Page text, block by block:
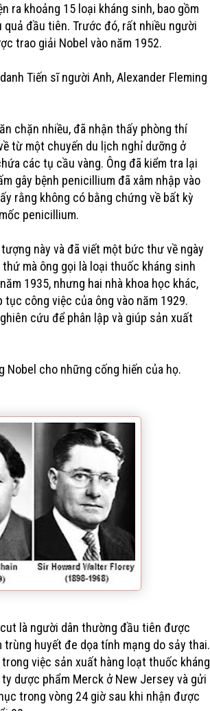
ra khoảng 15 loại kháng sinh, bao gồm
đầu tiên. Trước đó, rất nhiều người
trao giải Nobel vào năm 1952.
Tiến sĩ người Anh, Alexander Fleming
chặn nhiều, đã nhận thấy phòng thí
từ một chuyến du lịch nghỉ dưỡng ở
các tụ cầu vàng. Ông đã kiểm tra lại
gây bệnh penicillium đã xâm nhập vào
rằng không có bằng chứng về bất kỳ
penicillium.
này và đã viết một bức thư về ngày
mà ông gọi là loại thuốc kháng sinh
1935, nhưng hai nhà khoa học khác,
tục công việc của ông vào năm 1929.
cứu để phân lập và giúp sản xuất
Nobel cho những cống hiến của họ.
là người dân thường đầu tiên được
huyết đe dọa tính mạng do sảy thai.
việc sản xuất hàng loạt thuốc kháng
dược phẩm Merck ở New Jersey và gửi
trong vòng 24 giờ sau khi nhận được